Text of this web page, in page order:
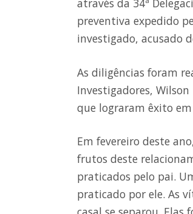
através da 34ª
preventiva expedido
investigado, acusado
As diligências foram
Investigadores,
que lograram êxito
Em fevereiro deste
frutos deste
praticados pelo pai.
praticado por ele. As